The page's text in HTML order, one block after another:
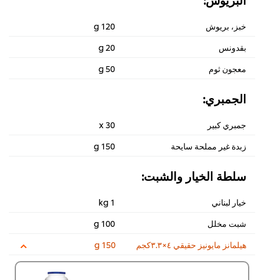
خبز، بريوش
120 g
بقدونس
20 g
معجون ثوم
50 g
الجمبري:
جمبري كبير
30 x
زبدة غير مملحة سايحة
150 g
سلطة الخيار والشبت:
خيار لبناني
شبت مخلل
100 g
هيلمانز مايونيز حقيقي ٤×٣.٣كجم
150 g